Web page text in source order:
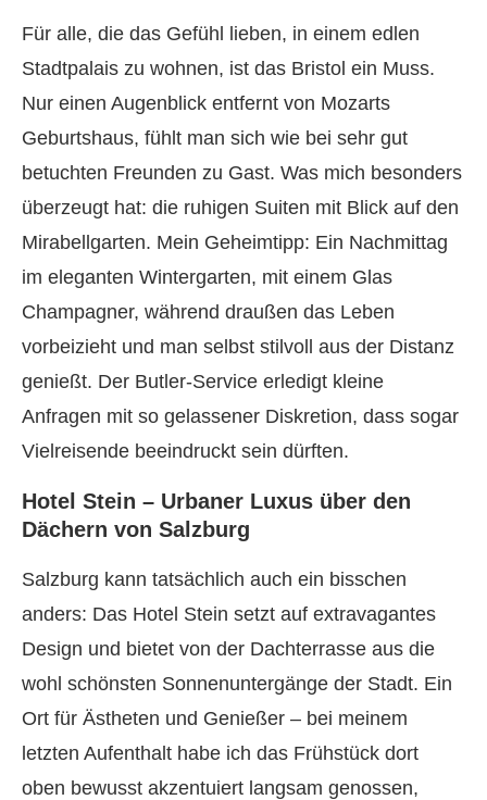
Für alle, die das Gefühl lieben, in einem edlen
Stadtpalais zu wohnen, ist das Bristol ein Muss.
Nur einen Augenblick entfernt von Mozarts
Geburtshaus, fühlt man sich wie bei sehr gut
betuchten Freunden zu Gast. Was mich besonders
überzeugt hat: die ruhigen Suiten mit Blick auf den
Mirabellgarten. Mein Geheimtipp: Ein Nachmittag
im eleganten Wintergarten, mit einem Glas
Champagner, während draußen das Leben
vorbeizieht und man selbst stilvoll aus der Distanz
genießt. Der Butler-Service erledigt kleine
Anfragen mit so gelassener Diskretion, dass sogar
Vielreisende beeindruckt sein dürften.
Hotel Stein – Urbaner Luxus über den
Dächern von Salzburg
Salzburg kann tatsächlich auch ein bisschen
anders: Das Hotel Stein setzt auf extravagantes
Design und bietet von der Dachterrasse aus die
wohl schönsten Sonnenuntergänge der Stadt. Ein
Ort für Ästheten und Genießer – bei meinem
letzten Aufenthalt habe ich das Frühstück dort
oben bewusst akzentuiert langsam genossen,